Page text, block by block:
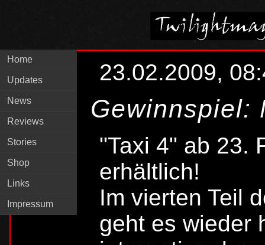
Home
Updates
News
Reviews
Stories
Shop
Links
Impressum
23.02.2009,
Gewinnspiel:
"Taxi 4" ab 23.
erhältlich!
Im vierten Teil
geht es wieder